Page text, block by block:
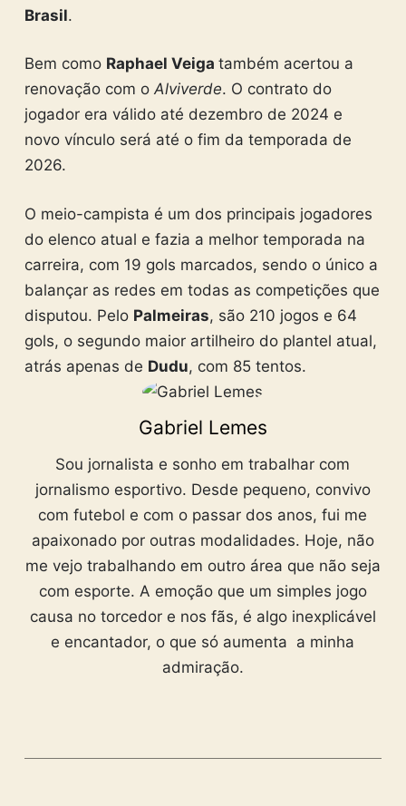
Brasil.
Bem como Raphael Veiga também acertou a
renovação com oAlviverde. O contrato do
jogador era válido até dezembro de 2024 e
novo vínculo será até o fim da temporada de
2026.
O meio-campista é um dos principais jogadores
do elenco atual e fazia a melhor temporada na
carreira, com 19 gols marcados, sendo o único a
balançar as redes em todas as competições que
disputou. Pelo Palmeiras, são 210 jogos e 64
gols, o segundo maior artilheiro do plantel atual,
atrás apenas de Dudu, com 85 tentos.
Gabriel Lemes
Sou jornalista e sonho em trabalhar com
jornalismo esportivo. Desde pequeno, convivo
com futebol e com o passar dos anos, fui me
apaixonado por outras modalidades. Hoje, não
me vejo trabalhando em outro área que não seja
com esporte. A emoção que um simples jogo
causa no torcedor e nos fãs, é algo inexplicável
e encantador, o que só aumenta a minha
admiração.